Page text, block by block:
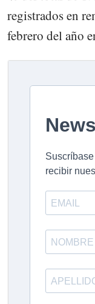
registrados en
febrero del año